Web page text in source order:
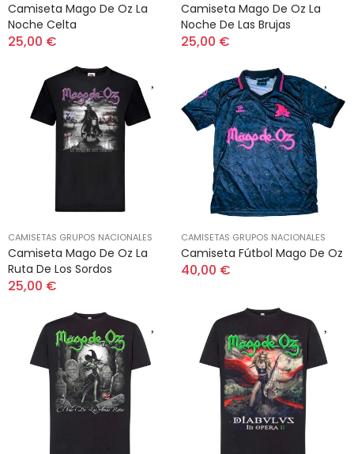
Camiseta Mago De Oz La
Noche Celta
25,00 €
Camiseta Mago De Oz La
Noche De Las Brujas
25,00 €
CAMISETAS GRUPOS NACIONALES
Camiseta Mago De Oz La
Ruta De Los Sordos
25,00 €
CAMISETAS GRUPOS NACIONALES
Camiseta Fútbol Mago De Oz
40,00 €